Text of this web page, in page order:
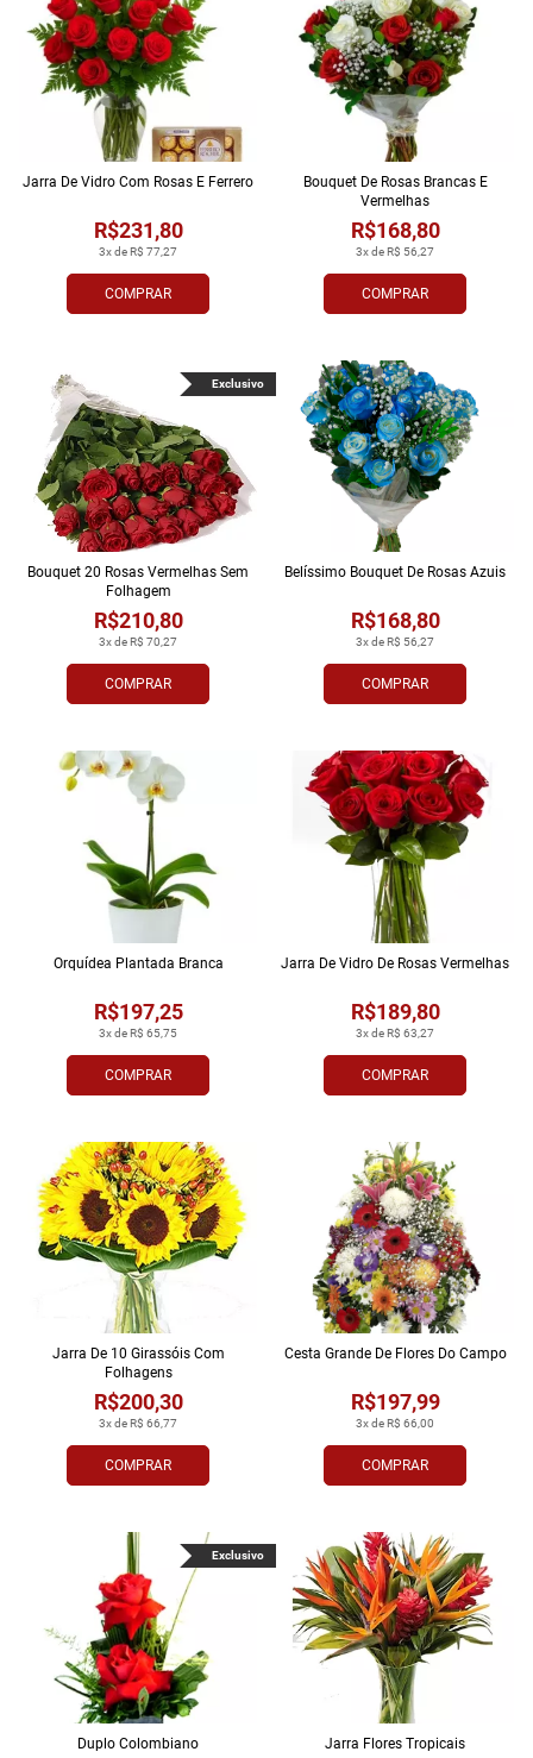
COMPRAR
3x de R$ 77,27
R$231,80
Jarra De Vidro Com Rosas E Ferrero
COMPRAR
3x de R$ 56,27
R$168,80
Bouquet De Rosas Brancas E
Vermelhas
COMPRAR
3x de R$ 70,27
R$210,80
Bouquet 20 Rosas Vermelhas Sem
Folhagem
Exclusivo
COMPRAR
3x de R$ 56,27
R$168,80
Belíssimo Bouquet De Rosas Azuis
COMPRAR
3x de R$ 65,75
R$197,25
Orquídea Plantada Branca
COMPRAR
3x de R$ 63,27
R$189,80
Jarra De Vidro De Rosas Vermelhas
COMPRAR
3x de R$ 66,77
R$200,30
Jarra De 10 Girassóis Com
Folhagens
COMPRAR
3x de R$ 66,00
R$197,99
Cesta Grande De Flores Do Campo
Duplo Colombiano
Exclusivo
Jarra Flores Tropi­cais